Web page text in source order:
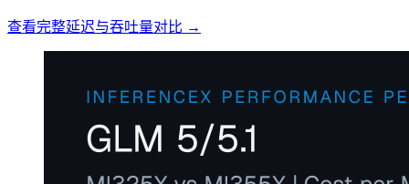
查看完整延迟与吞吐量对比 →